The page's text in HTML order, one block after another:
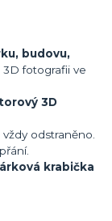
budovu,
fotografii ve
3D
odstraněno.
krabička